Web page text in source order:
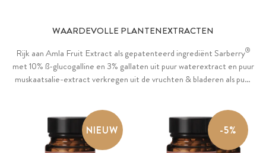
WAARDEVOLLE PLANTENEXTRACTEN
Rijk aan Amla Fruit Extract als gepatenteerd ingrediënt Sarberry®
met 10% ß-glucogalline en 3% gallaten uit puur waterextract en puur
muskaatsalie-extract verkregen uit de vruchten & bladeren als puur
NIEUW -5%